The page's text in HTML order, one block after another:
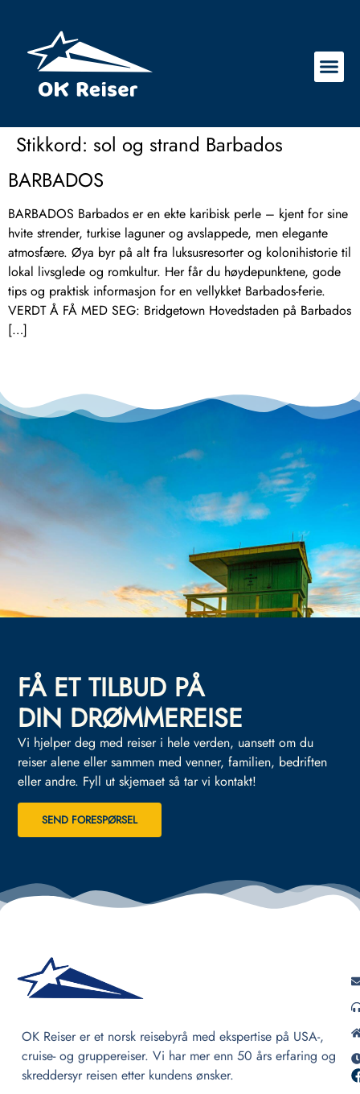
Stikkord: sol og strand Barbados
BARBADOS
BARBADOS Barbados er en ekte karibisk perle – kjent for sine
hvite strender, turkise laguner og avslappede, men elegante
atmosfære. Øya byr på alt fra luksusresorter og kolonihistorie til
lokal livsglede og romkultur. Her får du høydepunktene, gode
tips og praktisk informasjon for en vellykket Barbados-ferie.
VERDT Å FÅ MED SEG: Bridgetown Hovedstaden på Barbados
[…]
FÅ ET TILBUD PÅ
DIN DRØMMEREISE
Vi hjelper deg med reiser i hele verden, uansett om du
reiser alene eller sammen med venner, familien, bedriften
eller andre. Fyll ut skjemaet så tar vi kontakt!
SEND FORESPØRSEL
OK Reiser er et norsk reisebyrå med ekspertise på USA-,
cruise- og gruppereiser. Vi har mer enn 50 års erfaring og
skreddersyr reisen etter kundens ønsker.